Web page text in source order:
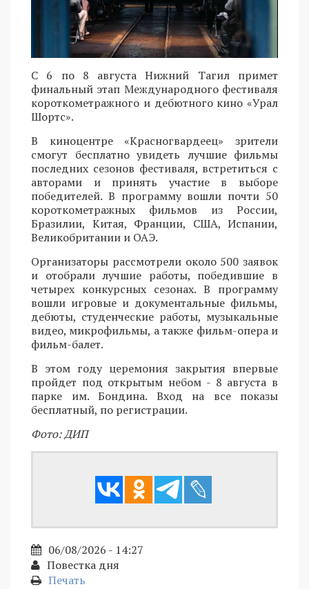
С 6 по 8 августа Нижний Тагил примет
финальный этап Международного фестиваля
короткометражного и дебютного кино «Урал
Шортс».
В киноцентре «Красногвардеец» зрители
смогут бесплатно увидеть лучшие фильмы
последних сезонов фестиваля, встретиться с
авторами и принять участие в выборе
победителей. В программу вошли почти 50
короткометражных фильмов из России,
Бразилии, Китая, Франции, США, Испании,
Великобритании и ОАЭ.
Организаторы рассмотрели около 500 заявок
и отобрали лучшие работы, победившие в
четырех конкурсных сезонах. В программу
вошли игровые и документальные фильмы,
дебюты, студенческие работы, музыкальные
видео, микрофильмы, а также фильм-опера и
фильм-балет.
В этом году церемония закрытия впервые
пройдет под открытым небом - 8 августа в
парке им. Бондина. Вход на все показы
бесплатный, по регистрации.
Фото: ДИП
06/08/2026 - 14:27
Повестка дня
Печать